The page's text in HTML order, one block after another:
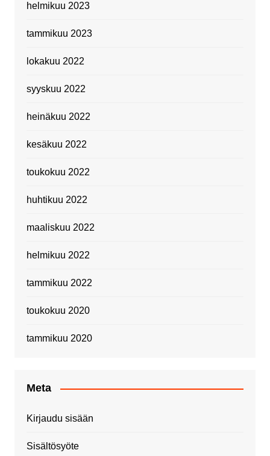
helmikuu 2023
tammikuu 2023
lokakuu 2022
syyskuu 2022
heinäkuu 2022
kesäkuu 2022
toukokuu 2022
huhtikuu 2022
maaliskuu 2022
helmikuu 2022
tammikuu 2022
toukokuu 2020
tammikuu 2020
Meta
Kirjaudu sisään
Sisältösyöte